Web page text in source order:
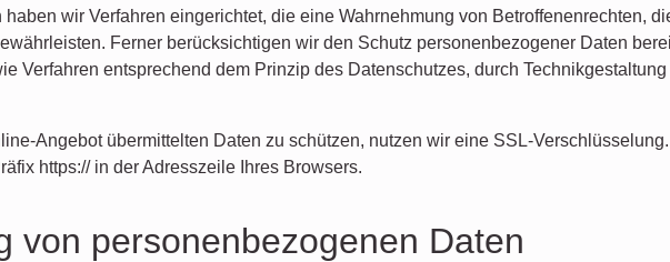
wir Verfahren eingerichtet, die eine Wahrnehmung von Betroffenenrechten,
Ferner berücksichtigen wir den Schutz personenbezogener Daten
Verfahren entsprechend dem Prinzip des Datenschutzes, durch
Angebot übermittelten Daten zu schützen, nutzen wir eine SSL-
https:// in der Adresszeile Ihres Browsers.
von personenbezogenen Daten